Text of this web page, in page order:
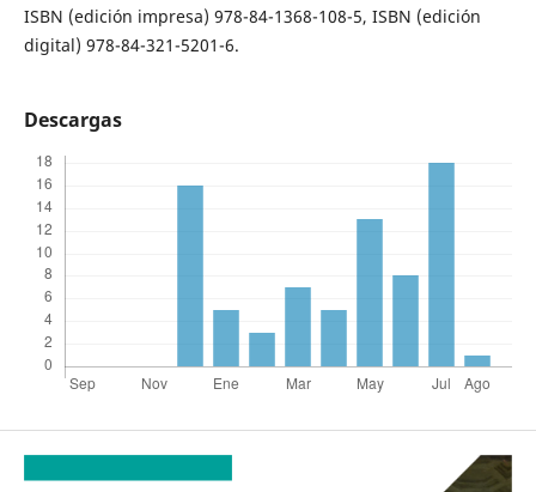
ISBN (edición impresa) 978-84-1368-108-5, ISBN (edición
digital) 978-84-321-5201-6.
Descargas